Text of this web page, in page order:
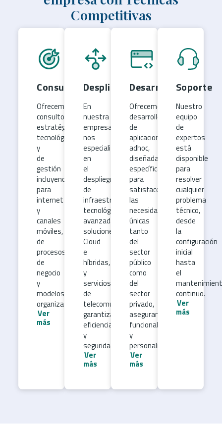
Competitivas
Consultoría
Ofrecemos
consultoría
estratégica,
tecnológica
y
de
gestión
incluyendo planes, estrategias
para
internet
y
canales
móviles, rediseño
de
procesos
de
negocio
y
modelos
organizativos.
Ver
más
Despliegue
En
nuestra
empresa,
nos
especializamos
en
el
despliegue
de
infraestructuras
tecnológicas
avanzadas,
soluciones
Cloud
e
híbridas,
y
servicios
de
telecomunicaciones,
garantizando
eficiencia
y
seguridad.
Ver
más
Desarrollo
Ofrecemos
desarrollo
de
aplicaciones
adhoc,
diseñadas
específicamente
para
satisfacer
las
necesidades
únicas
tanto
del
sector
público
como
del
sector
privado,
asegurando
funcionalidad
y
personalización.
Ver
más
Soporte
Nuestro
equipo
de
expertos
está
disponible
para
resolver
cualquier
problema
técnico,
desde
la
configuración
inicial
hasta
el
continuo.
Ver
más